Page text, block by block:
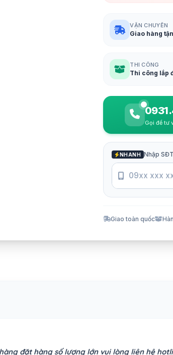
VẬN CHUYỂN
Giao hàng
THI CÔNG
Thi công lắp
Gọi để tư
NHANH Nhập
Giao toàn quốc
đặt hàng số lượng lớn vui lòng liên hệ